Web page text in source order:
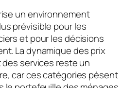
un environnement
prévisible pour les
et pour les décisions
La dynamique des prix
services reste un
car ces catégories pèsent